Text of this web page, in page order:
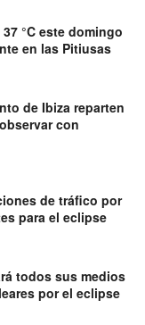
°C este domingo
en las Pitiusas
de Ibiza reparten
con
de tráfico por
para el eclipse
todos sus medios
por el eclipse